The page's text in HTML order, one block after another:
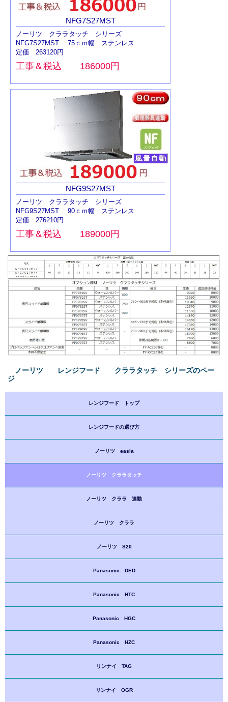
NFG7S27MST
ノーリツ クララタッチ シリーズ
NFG7S27MST 75ｃｍ幅 ステンレス
定価 263120円
工事＆税込 186000円
NFG9S27MST
ノーリツ クララタッチ シリーズ
NFG9S27MST 90ｃｍ幅 ステンレス
定価 276210円
工事＆税込 189000円
ノーリツ レンジフード クララタッチ シリーズのペー
ジ
レンジフード トップ
レンジフードの選び方
ノーリツ easia
ノーリツ クララタッチ
ノーリツ クララ 連動
ノーリツ クララ
ノーリツ S20
Panasonic DED
Panasonic HTC
Panasonic HGC
Panasonic HZC
リンナイ TAG
リンナイ OGR